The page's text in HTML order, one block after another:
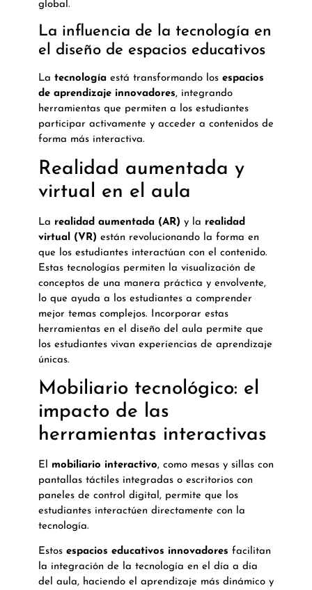
global.
La influencia de la tecnología en
el diseño de espacios educativos
La tecnología está transformando los espacios
de aprendizaje innovadores, integrando
herramientas que permiten a los estudiantes
participar activamente y acceder a contenidos de
forma más interactiva.
Realidad aumentada y
virtual en el aula
La realidad aumentada (AR) y la realidad
virtual (VR) están revolucionando la forma en
que los estudiantes interactúan con el contenido.
Estas tecnologías permiten la visualización de
conceptos de una manera práctica y envolvente,
lo que ayuda a los estudiantes a comprender
mejor temas complejos. Incorporar estas
herramientas en el diseño del aula permite que
los estudiantes vivan experiencias de aprendizaje
únicas.
Mobiliario tecnológico: el
impacto de las
herramientas interactivas
El mobiliario interactivo, como mesas y sillas con
pantallas táctiles integradas o escritorios con
paneles de control digital, permite que los
estudiantes interactúen directamente con la
tecnología.
Estos espacios educativos innovadores facilitan
la integración de la tecnología en el día a día
del aula, haciendo el aprendizaje más dinámico y